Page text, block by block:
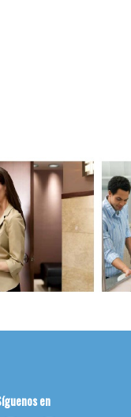
en